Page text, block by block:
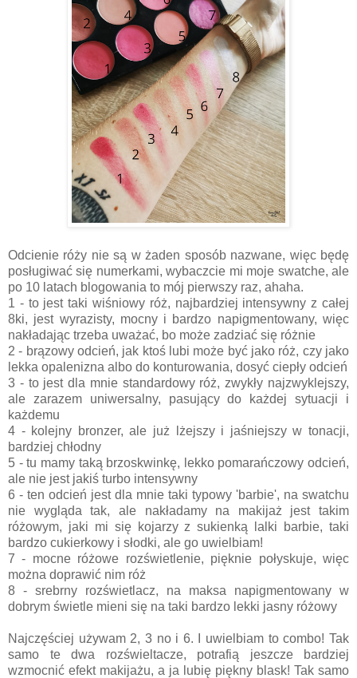
Odcienie róży nie są w żaden sposób nazwane, więc będę
posługiwać się numerkami, wybaczcie mi moje swatche, ale
po 10 latach blogowania to mój pierwszy raz, ahaha.
1 - to jest taki wiśniowy róż, najbardziej intensywny z całej
8ki, jest wyrazisty, mocny i bardzo napigmentowany, więc
nakładając trzeba uważać, bo może zadziać się różnie
2 - brązowy odcień, jak ktoś lubi może być jako róż, czy jako
lekka opalenizna albo do konturowania, dosyć ciepły odcień
3 - to jest dla mnie standardowy róż, zwykły najzwyklejszy,
ale zarazem uniwersalny, pasujący do każdej sytuacji i
każdemu
4 - kolejny bronzer, ale już lżejszy i jaśniejszy w tonacji,
bardziej chłodny
5 - tu mamy taką brzoskwinkę, lekko pomarańczowy odcień,
ale nie jest jakiś turbo intensywny
6 - ten odcień jest dla mnie taki typowy 'barbie', na swatchu
nie wygląda tak, ale nakładamy na makijaż jest takim
różowym, jaki mi się kojarzy z sukienką lalki barbie, taki
bardzo cukierkowy i słodki, ale go uwielbiam!
7 - mocne różowe rozświetlenie, pięknie połyskuje, więc
można doprawić nim róż
8 - srebrny rozświetlacz, na maksa napigmentowany w
dobrym świetle mieni się na taki bardzo lekki jasny różowy
Najczęściej używam 2, 3 no i 6. I uwielbiam to combo! Tak
samo te dwa rozświeltacze, potrafią jeszcze bardziej
wzmocnić efekt makijażu, a ja lubię piękny blask! Tak samo